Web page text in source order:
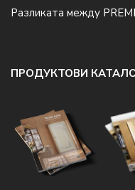
Разликата между
ПРОДУКТОВИ